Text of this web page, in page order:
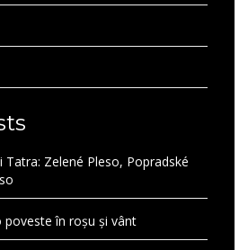
Zelené Pleso, Popradské
poveste în roșu și vânt